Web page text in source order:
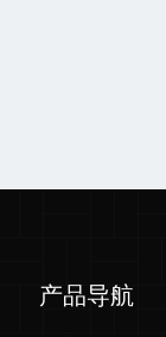
产品导航